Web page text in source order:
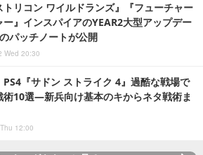
トリコン ワイルドランズ』『フューチャー
ー』インスパイアのYEAR2大型アップデー
パッチノートが公開
Wed 20:30
PS4『サドン ストライク 4』過酷な戦場で
術10選―新兵向け基本のキからネタ戦術ま
12:00